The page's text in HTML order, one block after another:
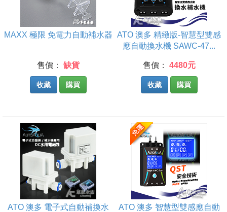
MAXX 極限 免電力自動補水器
售價： 缺貨
收藏 購買
ATO 澳多 精緻版-智慧型雙感
應自動換水機 SAWC-47...
售價： 4480元
收藏 購買
ATO 澳多 電子式自動補換水
ATO 澳多 智慧型雙感應自動